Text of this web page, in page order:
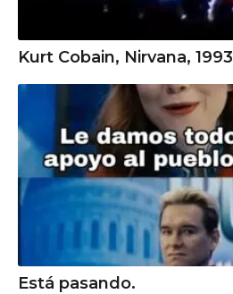
Kurt Cobain, Nirvana, 1993
Está pasando.